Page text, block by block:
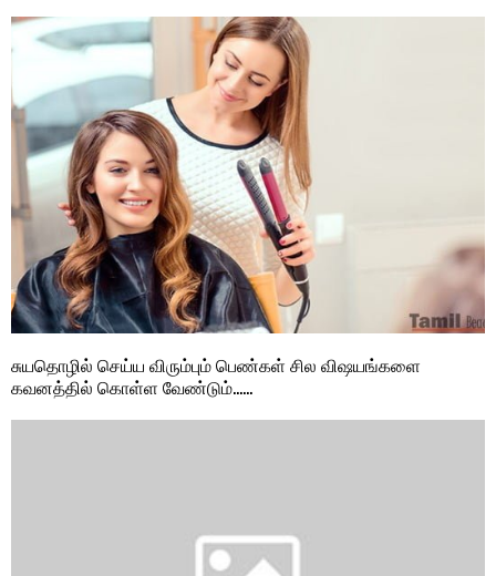
சுயதொழில் செய்ய விரும்பும் பெண்கள் சில விஷயங்களை
கவனத்தில் கொள்ள வேண்டும்……